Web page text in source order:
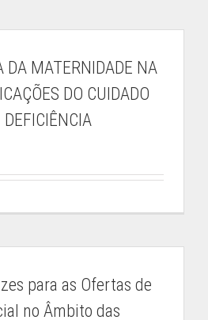
DA MATERNIDADE NA
DO CUIDADO
para as Ofertas de
no Âmbito das